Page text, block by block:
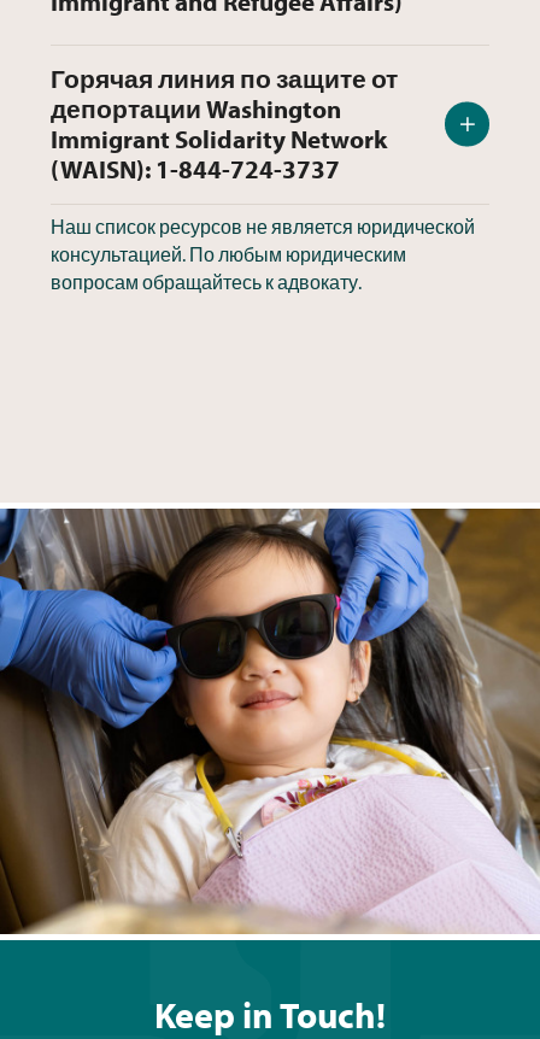
Горячая линия по защите от
депортации Washington
Immigrant Solidarity Network
(WAISN): 1-844-724-3737
Наш список ресурсов не является юридической
консультацией. По любым юридическим
вопросам обращайтесь к адвокату.
Keep in Touch!